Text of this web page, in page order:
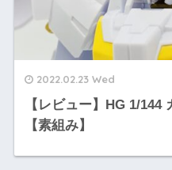
2022.02.23 Wed
【レビュー】HG 1/
【素組み】